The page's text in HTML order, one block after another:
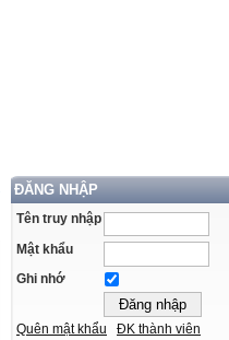
ĐĂNG NHẬP
Tên truy nhập
Mật khẩu
Ghi nhớ
Quên mật khẩu ĐK thành viên